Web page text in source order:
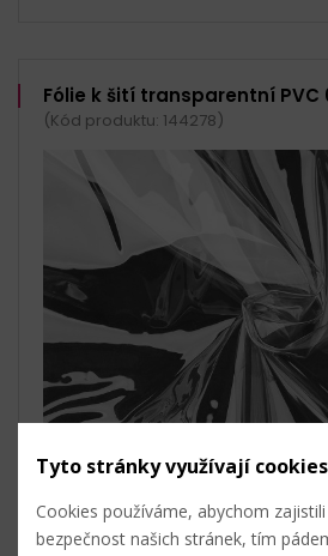
Fólie k šití transparentní PVC
(Kód produktu: 144278)
Zboží je certifikováno.
Tloušťka: 0,35 mm
Tyto stránky využívají cookies
Cookies používáme, abychom
bezpečnost našich stránek, tím